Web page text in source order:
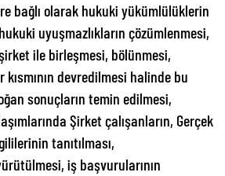
bağlı olarak hukuki yükümlülüklerin
uyuşmazlıkların çözümlenmesi,
ile birleşmesi, bölünmesi,
kısmının devredilmesi halinde bu
sonuçların temin edilmesi,
Şirket çalışanların, Gerçek
tanıtılması,
iş başvurularının